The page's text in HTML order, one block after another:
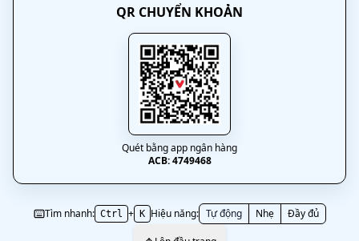
QR CHUYỂN KHOẢN
Quét bằng app ngân hàng
ACB: 4749468
Tìm nhanh: Ctrl + K Hiệu năng: Tự động Nhẹ Đầy đủ